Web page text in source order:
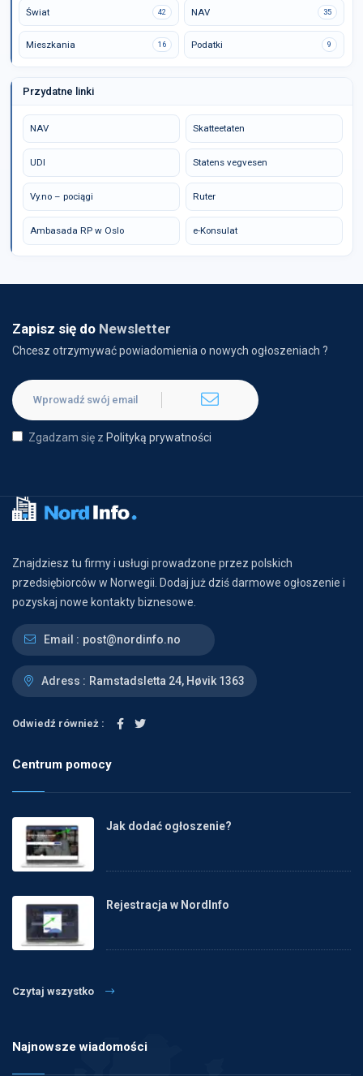
Świat 42 NAV 35
Mieszkania 16 Podatki 9
Przydatne linki
NAV Skatteetaten
UDI Statens vegvesen
Vy.no – pociągi Ruter
Ambasada RP w Oslo e-Konsulat
Zapisz się do Newsletter
Chcesz otrzymywać powiadomienia o nowych ogłoszeniach ?
Zgadzam się z Polityką prywatności
Znajdziesz tu firmy i usługi prowadzone przez polskich
przedsiębiorców w Norwegii. Dodaj już dziś darmowe ogłoszenie i
pozyskaj nowe kontakty biznesowe.
Email : post@nordinfo.no
Adress : Ramstadsletta 24, Høvik 1363
Odwiedź również :
Centrum pomocy
Jak dodać ogłoszenie?
Rejestracja w NordInfo
Czytaj wszystko
Najnowsze wiadomości